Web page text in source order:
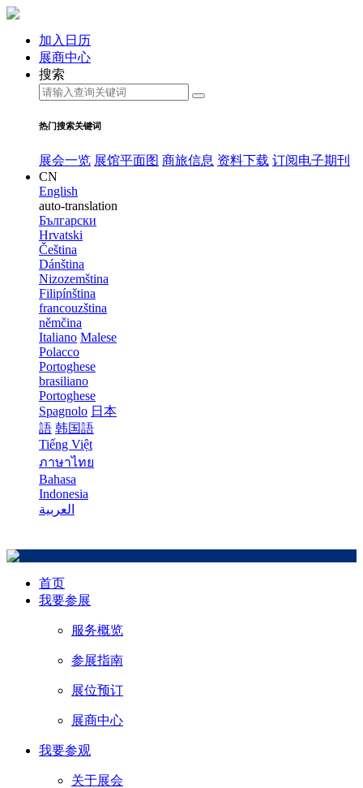
加入日历
展商中心
搜索
热门搜索关键词
展会一览 展馆平面图 商旅信息 资料下载 订阅电子期刊
CN
English
auto-translation
Български
Hrvatski
Čeština
Dánština
Nizozemština
Filipínština
francouzština
němčina
Italiano Malese
Polacco
Portoghese
brasiliano
Portoghese
Spagnolo 日本
語 韩国語
Tiếng Việt
ภาษาไทย
Bahasa
Indonesia
العربية
首页
我要参展
服务概览
参展指南
展位预订
展商中心
我要参观
关于展会